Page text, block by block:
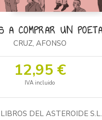
A COMPRAR UN
CRUZ, AFONSO
12,95 €
IVA incluido
LIBROS DEL ASTEROIDE